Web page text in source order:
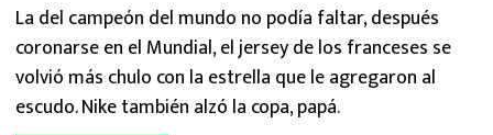
La del campeón del mundo no podía faltar, después
coronarse en el Mundial, el jersey de los franceses se
volvió más chulo con la estrella que le agregaron al
escudo. Nike también alzó la copa, papá.